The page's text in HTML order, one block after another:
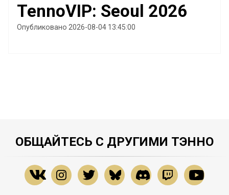
TennoVIP: Seoul 2026
Опубликовано 2026-08-04 13:45:00
ОБЩАЙТЕСЬ С ДРУГИМИ ТЭННО